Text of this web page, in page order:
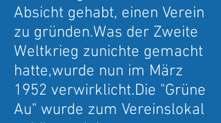
Absicht gehabt, einen Verein
zu gründen.Was der Zweite
Weltkrieg zunichte gemacht
hatte,wurde nun im März
1952 verwirklicht.Die "Grüne
Au" wurde zum Vereinslokal